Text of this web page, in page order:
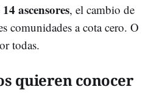
ascensores, el cambio de
comunidades a cota cero. O
todas.
quieren conocer